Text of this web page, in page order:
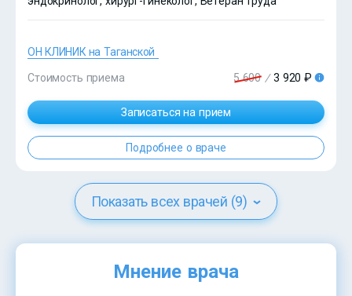
ОН КЛИНИК на Таганской
Стоимость приема 5 600 / 3 920 ₽
Записаться на прием
Подробнее о враче
Показать всех врачей (9)
Мнение врача